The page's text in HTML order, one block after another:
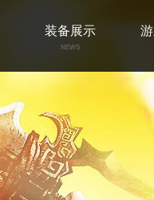
装备展示
NEWS